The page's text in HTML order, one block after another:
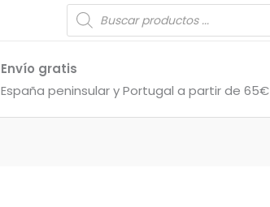
Búsqueda
de
productos
Envío gratis
España peninsular y Portugal a partir de 65€